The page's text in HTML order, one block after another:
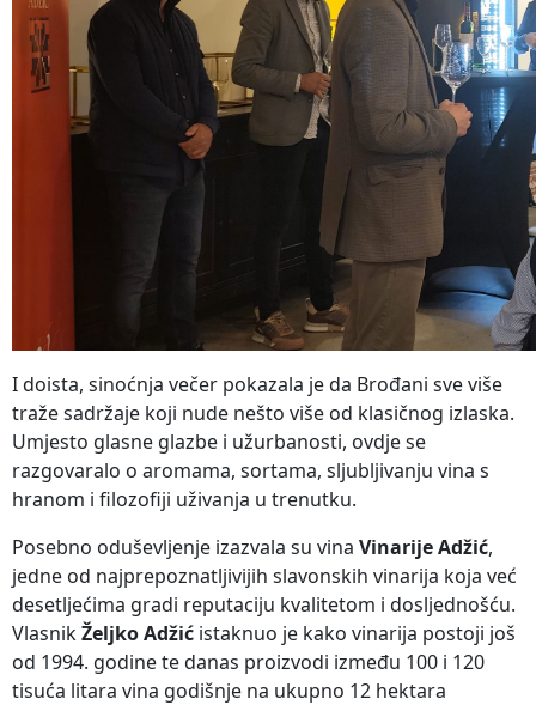
I doista, sinoćnja večer pokazala je da Brođani sve više
traže sadržaje koji nude nešto više od klasičnog izlaska.
Umjesto glasne glazbe i užurbanosti, ovdje se
razgovaralo o aromama, sortama, sljubljivanju vina s
hranom i filozofiji uživanja u trenutku.
Posebno oduševljenje izazvala su vina Vinarije Adžić,
jedne od najprepoznatljivijih slavonskih vinarija koja već
desetljećima gradi reputaciju kvalitetom i dosljednošću.
VlasnikŽeljko Adžić istaknuo je kako vinarija postoji još
od 1994. godine te danas proizvodi između 100 i 120
tisuća litara vina godišnje na ukupno 12 hektara